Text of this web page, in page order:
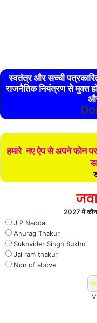
स्वतंत्र और सच्ची
राजनैतिक नियंत्रण से मुक्त
हमारे नए ऐप से अपने फोन
2027 में कौन
J P Nadda
Anurag Thakur
Sukhvider Singh Sukhu
Jai ram thakur
Non of above